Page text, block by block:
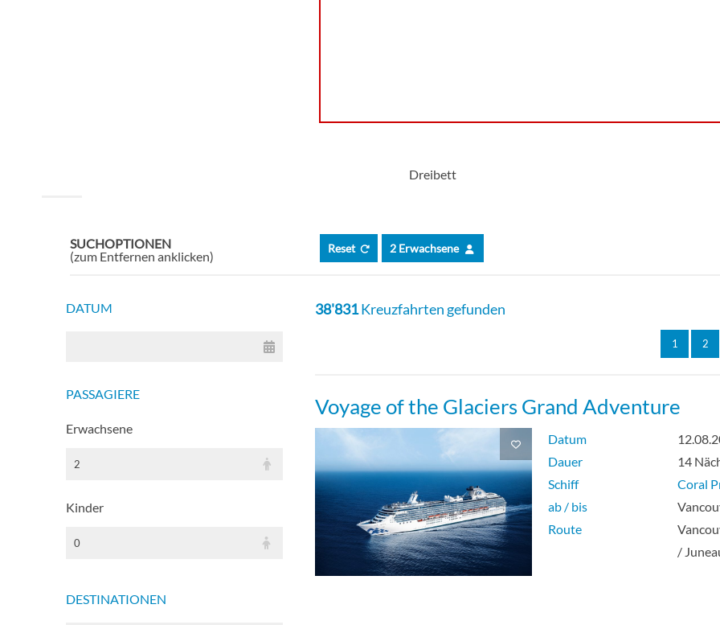
Dreibett
SUCHOPTIONEN
(zum Entfernen anklicken)
Reset 2 Erwachsene
DATUM
PASSAGIERE
Erwachsene
2
Kinder
0
DESTINATIONEN
38'831Kreuzfahrten gefunden
1 2
Voyage of the Glaciers Grand Adventure
Datum
Dauer
14
Schiff
Coral
ab / bis
Route
/